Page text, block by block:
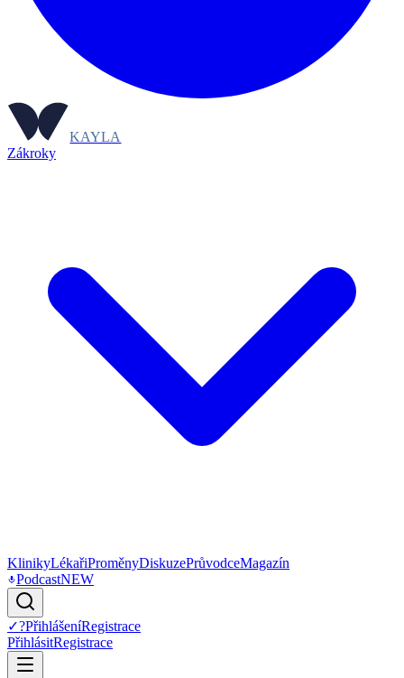
KAYLA
Zákroky
KlinikyLékařiProměnyDiskuzePrůvodceMagazín
PodcastNEW
✓?PřihlášeníRegistrace
PřihlásitRegistrace